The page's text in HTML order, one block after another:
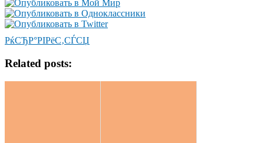
РќСЂР°РІРёС‚СЃСЏ
Related posts: